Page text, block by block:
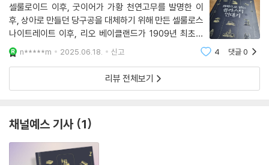
셀룰로이드 이후, 굿이어가 가황 천연고무를 발명한 이
후, 상아로 만들던 당구공을 대체하기 위해 만든 셀룰로스
나이트레이트 이후, 리오 베이클랜드가 1909년 최초의
인조 플라스틱인 베이클라이트 개발에 성공한 이후, 그리
고 폴리에틸린에 개발되고, 듀폰의 캐러더스가 나일론을
개발하고, 비닐이 개발되고, 폴리우레탄, 스판덱
n*****m 2025.06.18. 신고 4 댓글0
리뷰 전체보기
채널예스 기사 1